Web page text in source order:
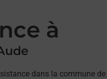
à
dans la commune